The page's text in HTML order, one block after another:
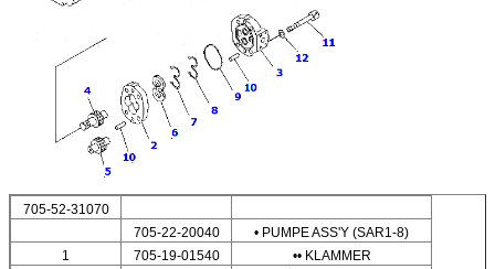
705-52-31070
705-22-20040
• PUMPE ASS'Y (SAR1-8)
1
705-19-01540
•• KLAMMER